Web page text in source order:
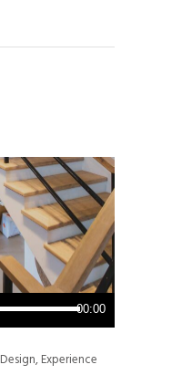
00:00
Design,Experience